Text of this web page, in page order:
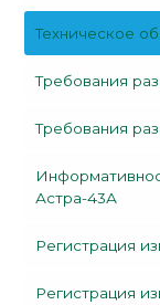
Техническое
Требования
Требования
Астра-43А
Регистрация
Регистрация